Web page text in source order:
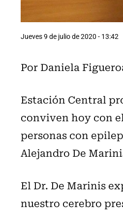
Jueves 9 de julio de 2020 - 13:42
Por Daniela
Estación Central
conviven hoy con
personas con
Alejandro De
El Dr. De Marinis
nuestro cerebro